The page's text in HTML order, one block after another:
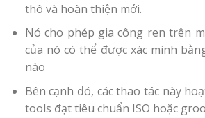
thô và hoàn thiện mới.
Nó cho phép gia công ren trên
của nó có thể được xác minh
nào
Bên cạnh đó, các thao tác này
tools đạt tiêu chuẩn ISO hoặc